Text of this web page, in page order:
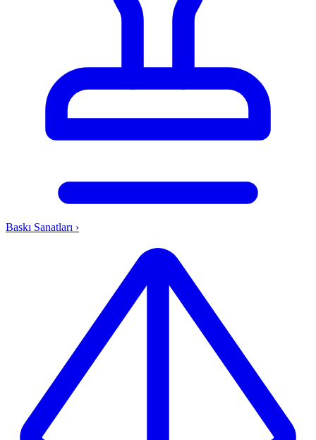
Baskı Sanatları ›